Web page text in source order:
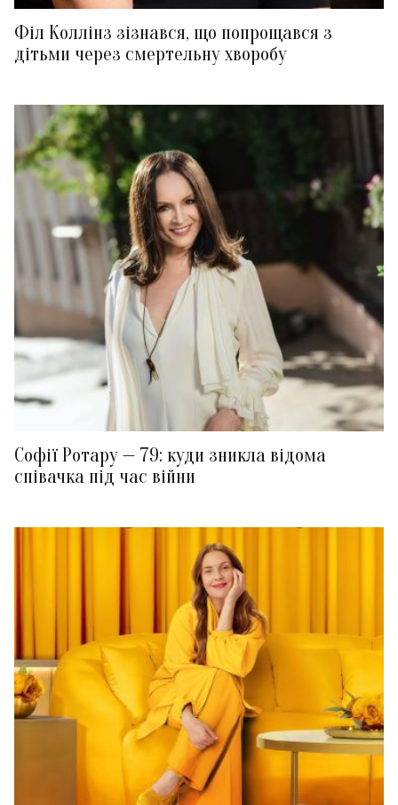
Філ Коллінз зізнався, що попрощався з
дітьми через смертельну хворобу
Софії Ротару — 79: куди зникла відома
співачка під час війни